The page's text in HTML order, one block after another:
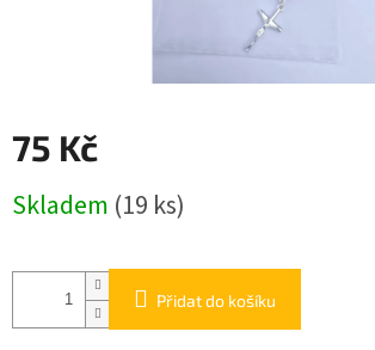
75 Kč
cena:
Skladem (19 ks)
Přidat do košíku